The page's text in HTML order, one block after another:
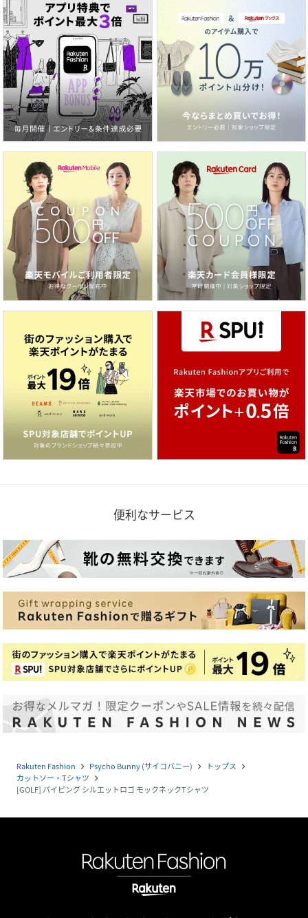
便利なサービス
Rakuten Fashion navigate_next Psycho Bunny (サイコバニー) navigate_next トップス navigate_next
カットソー・Tシャツ navigate_next
[GOLF] パイピング シルエットロゴ モックネックTシャツ